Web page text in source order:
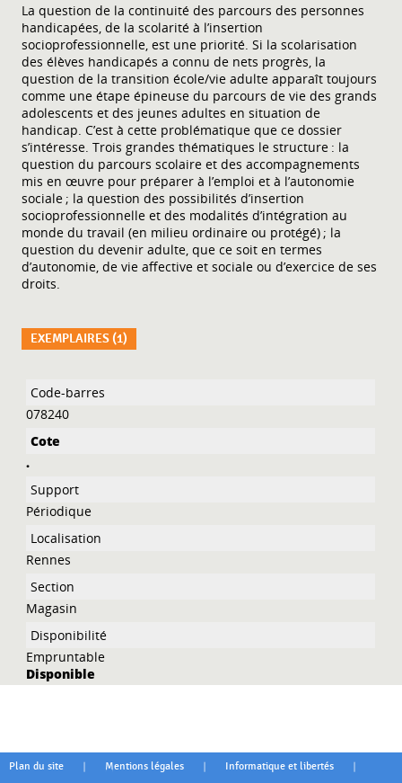
La question de la continuité des parcours des personnes
handicapées, de la scolarité à l’insertion
socioprofessionnelle, est une priorité. Si la scolarisation
des élèves handicapés a connu de nets progrès, la
question de la transition école/vie adulte apparaît toujours
comme une étape épineuse du parcours de vie des grands
adolescents et des jeunes adultes en situation de
handicap. C’est à cette problématique que ce dossier
s’intéresse. Trois grandes thématiques le structure : la
question du parcours scolaire et des accompagnements
mis en œuvre pour préparer à l’emploi et à l’autonomie
sociale ; la question des possibilités d’insertion
socioprofessionnelle et des modalités d’intégration au
monde du travail (en milieu ordinaire ou protégé) ; la
question du devenir adulte, que ce soit en termes
d’autonomie, de vie affective et sociale ou d’exercice de ses
droits.
EXEMPLAIRES (1)
Liste des exemplaires
078240
.
Périodique
Rennes
Magasin
Empruntable
Disponible
Plan du site | Mentions légales | Informatique et libertés |